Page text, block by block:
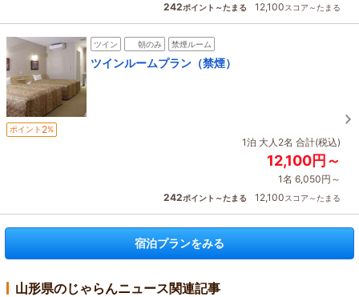
242ポイント～たまる 12,100スコア～たまる
ツイン 朝のみ 禁煙ルーム
ツインルームプラン（禁煙）
ポイント 2%
1泊 大人2名 合計(税込)
12,100円～
1名 6,050円～
242ポイント～たまる 12,100スコア～たまる
宿泊プランをみる
山形県のじゃらんニュース関連記事